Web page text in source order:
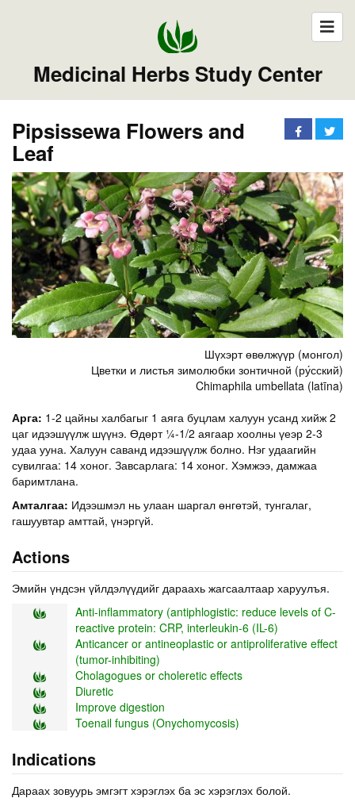
Medicinal Herbs Study Center
Pipsissewa Flowers and
Leaf
Шүхэрт өвөлжүүр (монгол)
Цветки и листья зимолюбки зонтичной (ру́сский)
Chimaphila umbellata (latīna)
Арга: 1-2 цайны халбагыг 1 аяга буцлам халуун усанд хийж 2
цаг идээшүүлж шүүнэ. Өдөрт ¼-1/2 аягаар хоолны үеэр 2-3
удаа ууна. Халуун саванд идээшүүлж болно. Нэг удаагийн
сувилгаа: 14 хоног. Завсарлага: 14 хоног. Хэмжээ, дамжаа
баримтлана.
Амталгаа: Идээшмэл нь улаан шаргал өнгөтэй, тунгалаг,
гашуувтар амттай, үнэргүй.
Actions
Эмийн үндсэн үйлдэлүүдийг дараахь жагсаалтаар харуулъя.
Anti-inflammatory (antiphlogistic: reduce levels of C-
reactive protein: CRP, interleukin-6 (IL-6)
Anticancer or antineoplastic or antiproliferative effect
(tumor-inhibiting)
Cholagogues or choleretic effects
Diuretic
Improve digestion
Toenail fungus (Onychomycosis)
Indications
Дараах зовуурь эмгэгт хэрэглэх ба эс хэрэглэх болой.